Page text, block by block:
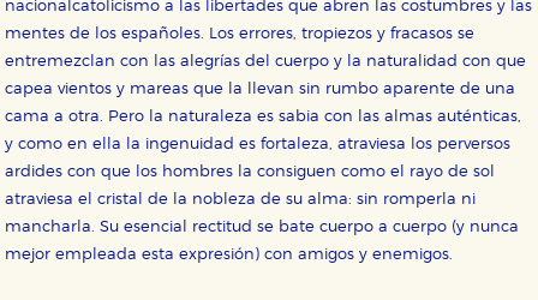
nacionalcatolicismo a las libertades que abren las costumbres y las
mentes de los españoles. Los errores, tropiezos y fracasos se
entremezclan con las alegrías del cuerpo y la naturalidad con que
capea vientos y mareas que la llevan sin rumbo aparente de una
cama a otra. Pero la naturaleza es sabia con las almas auténticas,
y como en ella la ingenuidad es fortaleza, atraviesa los perversos
ardides con que los hombres la consiguen como el rayo de sol
atraviesa el cristal de la nobleza de su alma: sin romperla ni
mancharla. Su esencial rectitud se bate cuerpo a cuerpo (y nunca
mejor empleada esta expresión) con amigos y enemigos.